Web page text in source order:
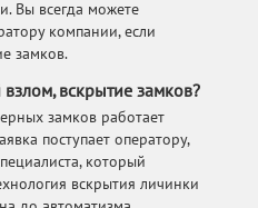
Вы всегда можете
компании, если
замков.
вскрытие замков?
замков работает
поступает оператору,
который
вскрытия личинки